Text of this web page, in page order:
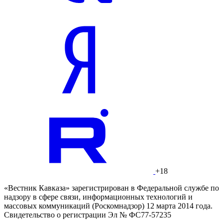
+18
«Вестник Кавказа» зарегистрирован в Федеральной службе по
надзору в сфере связи, информационных технологий и
массовых коммуникаций (Роскомнадзор) 12 марта 2014 года.
Свидетельство о регистрации Эл № ФС77-57235